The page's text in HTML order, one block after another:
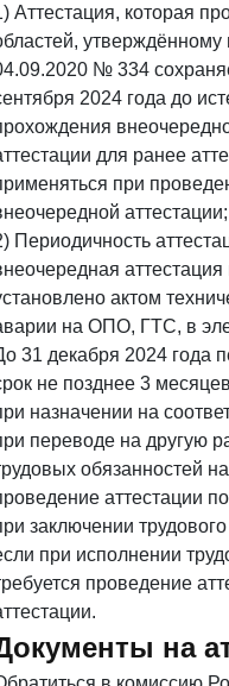
Аттестация, которая
утверждённому
№ 334
2024 года до
для ранее
при
аттестации;
Периодичность
актом
на ОПО, ГТС, в
31 декабря 2024 года
не позднее 3
назначении на
переводе на другую
обязанностей
аттестации
заключении
при исполнении
проведение
на